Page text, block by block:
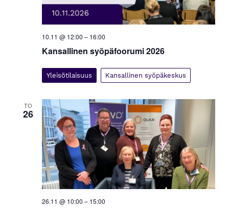
10.11 @ 12:00 – 16:00
Kansallinen syöpäfoorumi 2026
Yleisötilaisuus Kansallinen syöpäkeskus
TO
26
26.11 @ 10:00 – 15:00